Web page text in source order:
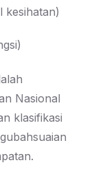
kesihatan)
Nasional
klasifikasi